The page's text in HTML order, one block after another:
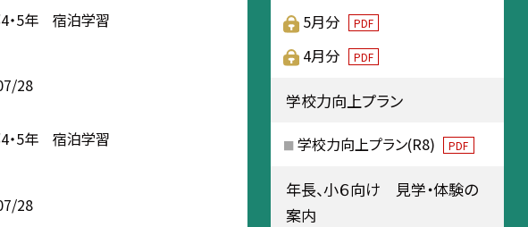
・5年 宿泊学習
28
・5年 宿泊学習
28
5月分 PDF
4月分 PDF
学校力向上プラン
学校力向上プラン(R8) PDF
年長、小６向け 見学・体験の
案内